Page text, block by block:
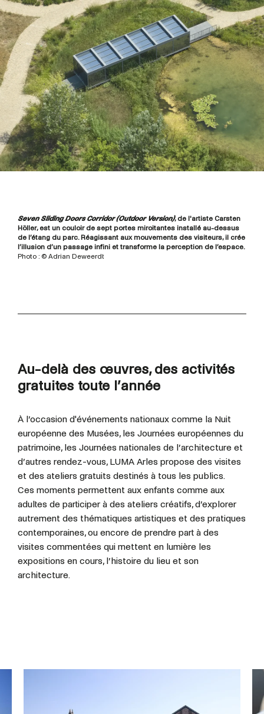
Seven Sliding Doors Corridor (Outdoor Version), de l'artiste Carsten
Höller, est un couloir de sept portes miroitantes installé au-dessus
de l’étang du parc. Réagissant aux mouvements des visiteurs, il crée
l’illusion d’un passage infini et transforme la perception de l’espace.
Photo : © Adrian Deweerdt
Au-delà des œuvres, des activités
gratuites toute l’année
À l’occasion d'événements nationaux comme la Nuit
européenne des Musées, les Journées européennes du
patrimoine, les Journées nationales de l’architecture et
d’autres rendez-vous, LUMA Arles propose des visites
et des ateliers gratuits destinés à tous les publics.
Ces moments permettent aux enfants comme aux
adultes de participer à des ateliers créatifs, d’explorer
autrement des thématiques artistiques et des pratiques
contemporaines, ou encore de prendre part à des
visites commentées qui mettent en lumière les
expositions en cours, l’histoire du lieu et son
architecture.